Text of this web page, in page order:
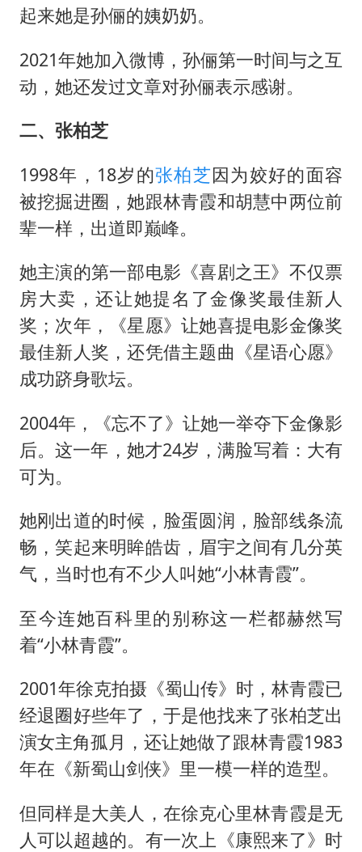
起来她是孙俪的姨奶奶。
2021年她加入微博，孙俪第一时间与之互
动，她还发过文章对孙俪表示感谢。
二、张柏芝
1998年，18岁的张柏芝因为姣好的面容
被挖掘进圈，她跟林青霞和胡慧中两位前
辈一样，出道即巅峰。
她主演的第一部电影《喜剧之王》不仅票
房大卖，还让她提名了金像奖最佳新人
奖；次年，《星愿》让她喜提电影金像奖
最佳新人奖，还凭借主题曲《星语心愿》
成功跻身歌坛。
2004年，《忘不了》让她一举夺下金像影
后。这一年，她才24岁，满脸写着：大有
可为。
她刚出道的时候，脸蛋圆润，脸部线条流
畅，笑起来明眸皓齿，眉宇之间有几分英
气，当时也有不少人叫她“小林青霞”。
至今连她百科里的别称这一栏都赫然写
着“小林青霞”。
2001年徐克拍摄《蜀山传》时，林青霞已
经退圈好些年了，于是他找来了张柏芝出
演女主角孤月，还让她做了跟林青霞1983
年在《新蜀山剑侠》里一模一样的造型。
但同样是大美人，在徐克心里林青霞是无
人可以超越的。有一次上《康熙来了》时